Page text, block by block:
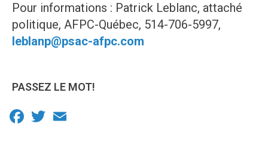
Pour informations : Patrick Leblanc, attaché
politique, AFPC-Québec, 514-706-5997,
leblanp@psac-afpc.com
PASSEZ LE MOT!
Facebook
Twitter